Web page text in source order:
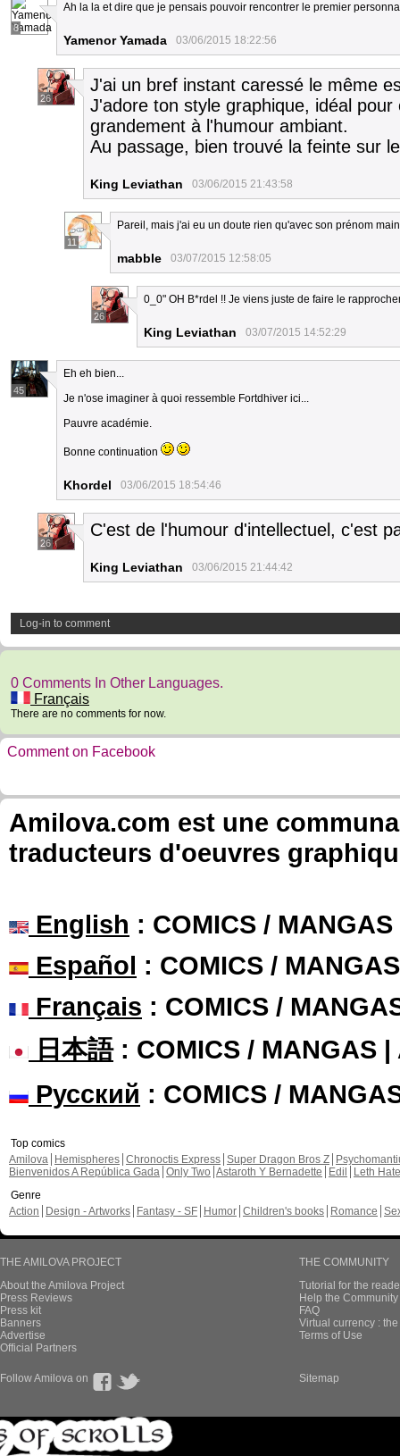
8
Ah la la et dire que je pensais pouvoir rencontrer le premier
Yamenor Yamada 03/06/2015 18:22:56
26
J'ai un bref instant caressé le même
J'adore ton style graphique, idéal
grandement à l'humour ambiant.
Au passage, bien trouvé la feinte sur
King Leviathan 03/06/2015 21:43:58
11
Pareil, mais j'ai eu un doute rien qu'avec son prénom
mabble 03/07/2015 12:58:05
26
0_0" OH B*rdel !! Je viens juste de faire le
King Leviathan 03/07/2015 14:52:29
45
Eh eh bien...
Je n'ose imaginer à quoi ressemble Fortdhiver ici...
Pauvre académie.
Bonne continuation
Khordel 03/06/2015 18:54:46
26
C'est de l'humour d'intellectuel, c'est
King Leviathan 03/06/2015 21:44:42
Log-in to comment
0 Comments In Other Languages.
Français
There are no comments for now.
Comment on Facebook
Amilova.com est une
traducteurs d'oeuvres
English : COMICS /
Español : COMICS /
Français : COMICS /
日本語: COMICS / MANGAS |
Русский : COMICS /
Top comics
Amilova
Hemispheres Chronoctis Express Super Dragon Bros Z
Bienvenidos A República Gada Only Two Astaroth Y Bernadette Edil
Leth Hate
Genre
Action
Design - Artworks Fantasy - SF Humor Children's books Romance
THE AMILOVA PROJECT
About the Amilova Project
Press Reviews
Press kit
Banners
Advertise
Official Partners
THE COMMUNITY
Tutorial for the
Help the
FAQ
Virtual currency :
Terms of Use
Follow Amilova on Sitemap